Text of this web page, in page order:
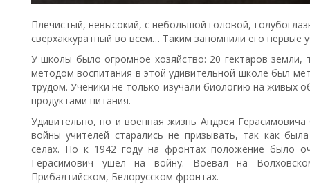
Плечистый, невысокий, с небольшой головой,
сверхаккуратный во всем… Таким запомнили его первые
У школы было огромное хозяйство: 20 гектаров
методом воспитания в этой удивительной школе был
трудом. Ученики не только изучали биологию на живых
продуктами питания.
Удивительно, но и военная жизнь Андрея
войны учителей старались не призывать, так как
селах. Но к 1942 году на фронтах положение было
Герасимович ушел на войну. Воевал на
Прибалтийском, Белорусском фронтах.